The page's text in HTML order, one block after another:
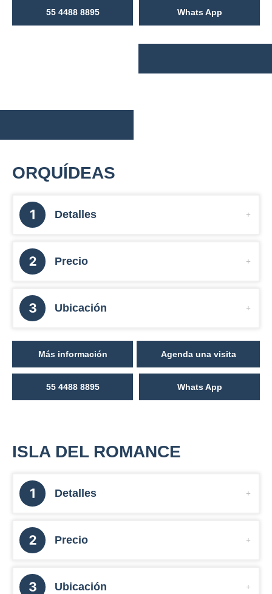
55 4488 8895 Whats App
ORQUÍDEAS
Detalles
Precio
Ubicación
Más información Agenda una visita
55 4488 8895 Whats App
ISLA DEL ROMANCE
Detalles
Precio
Ubicación